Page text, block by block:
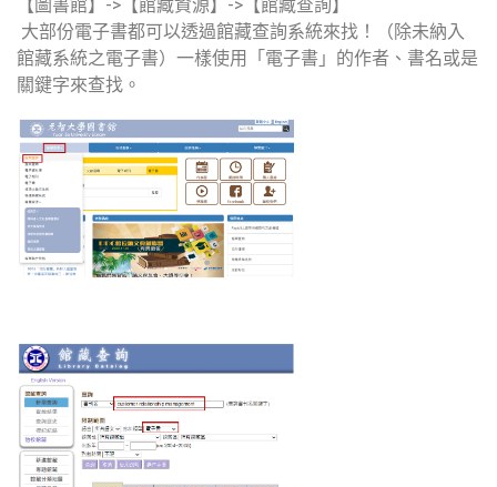
【圖書館】->【館藏資源】->【館藏查詢】
大部份電子書都可以透過館藏查詢系統來找！（除未納入
館藏系統之電子書）一樣使用「電子書」的作者、書名或是
關鍵字來查找。